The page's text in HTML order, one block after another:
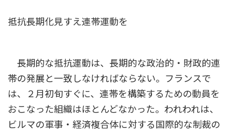
抵抗長期化見すえ連帯運動を
長期的な抵抗運動は、長期的な政治的・財政的連
帯の発展と一致しなければならない。フランスで
は、２月初旬すぐに、連帯を構築するための動員を
おこなった組織はほとんどなかった。われわれは、
ビルマの軍事・経済複合体に対する国際的な制裁の